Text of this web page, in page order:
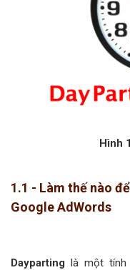
Hình
1.1 - Làm thế nào
Google AdWords
Dayparting là một tính